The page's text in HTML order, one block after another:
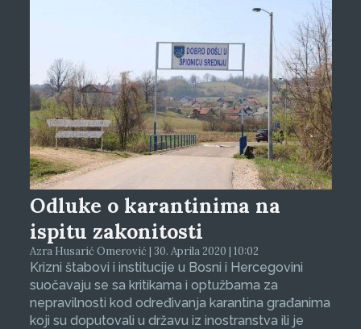
Odluke o karantinima na
ispitu zakonitosti
Azra Husarić Omerović | 30. Aprila 2020 | 10:02
Krizni štabovi i institucije u Bosni i Hercegovini
suočavaju se sa kritikama i optužbama za
nepravilnosti kod određivanja karantina građanima
koji su doputovali u državu iz inostranstva ili je